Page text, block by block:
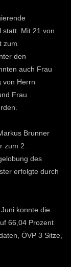
statt. Mit 21 von
zum
den
auch Frau
von Herrn
Frau
Brunner
zum 2.
des
erfolgte durch
konnte die
66,04 Prozent
ÖVP 3 Sitze,